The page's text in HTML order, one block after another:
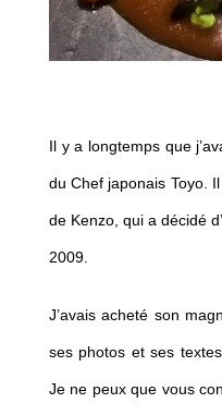
Il y a longtemps que
du Chef japonais Toyo.
de Kenzo, qui a décidé
2009.
J’avais acheté son
ses photos et ses
Je ne peux que vous